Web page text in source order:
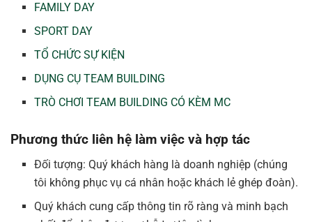
FAMILY DAY
SPORT DAY
TỔ CHỨC SỰ KIỆN
DỤNG CỤ TEAM BUILDING
TRÒ CHƠI TEAM BUILDING CÓ KÈM MC
Phương thức liên hệ làm việc và hợp tác
Đối tượng: Quý khách hàng là doanh nghiệp (chúng
tôi không phục vụ cá nhân hoặc khách lẻ ghép đoàn).
Quý khách cung cấp thông tin rõ ràng và minh bạch